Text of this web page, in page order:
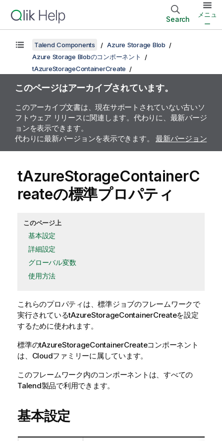
Search
メニュ
ー
Talend Components
Azure Storage Blob
Azure Storage Blobのコンポーネント
tAzureStorageContainerCreate
このページはアーカイブされています。
このアーカイブ文書は、現在サポートされていない古いソ
フトウェア リリースに関連します。代わりに、最新バージ
ョンを表示できます。
代わりに最新バージョンを表示できます。 最新バージョン
tAzureStorageContainerC
reateの標準プロパティ
このページ上
基本設定
詳細設定
グローバル変数
使用方法
これらのプロパティは、標準ジョブのフレームワークで
実行されているtAzureStorageContainerCreateを設定
するために使われます。
標準のtAzureStorageContainerCreateコンポーネント
は、 Cloudファミリーに属しています。
このフレームワーク内のコンポーネントは、すべての
Talend製品で利用できます。
基本設定